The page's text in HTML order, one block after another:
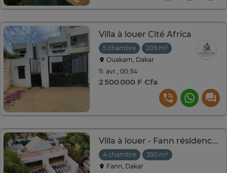
Villa à louer Cité Africa
5 chambre
209 m²
Ouakam, Dakar
11. avr., 00:34
2 500 000 F Cfa
Villa à louer - Fann résidence - Vue sur mer
4 chambre
350 m²
Fann, Dakar